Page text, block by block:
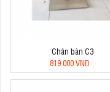
Chân bàn C3
819.000 VNĐ